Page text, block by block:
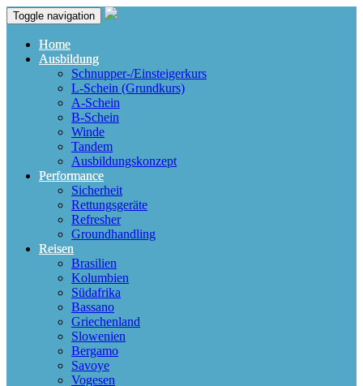
Toggle navigation
Home
Ausbildung
Schnupper-/Einsteigerkurs
L-Schein (Grundkurs)
A-Schein
B-Schein
Winde
Tandem
Ausbildungskonzept
Performance
Sicherheit
Rettungsgeräte
Refresher
Groundhandling
Reisen
Brasilien
Kolumbien
Südafrika
Bassano
Griechenland
Slowenien
Bergamo
Savoye
Vogesen